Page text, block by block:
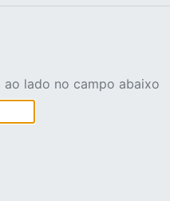
lado no campo abaixo